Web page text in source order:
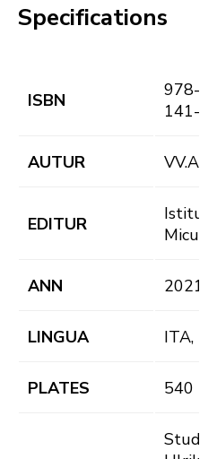
Specifications
ISBN
978-
141-3
AUTUR VV.AA.
EDITUR
Istitut
ANN 2021
LINGUA ITA,
PLATES 540
Studia